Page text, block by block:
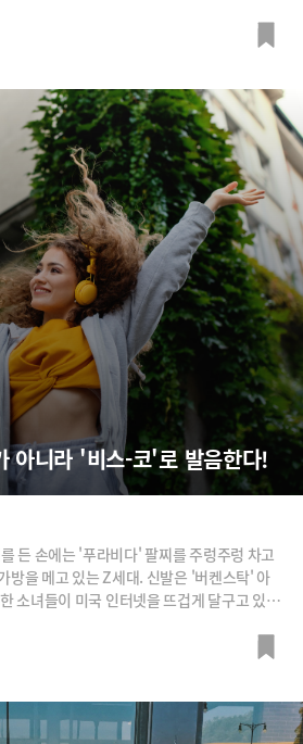
아니라 '비스-코'로 발음한다!
든 손에는 '푸라비다' 팔찌를 주렁주렁 차고
방을 메고 있는 Z세대. 신발은 '버켄스탁' 아
소녀들이 미국 인터넷을 뜨겁게 달구고 있